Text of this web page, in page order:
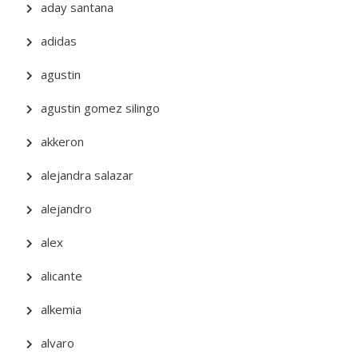
aday santana
adidas
agustin
agustin gomez silingo
akkeron
alejandra salazar
alejandro
alex
alicante
alkemia
alvaro